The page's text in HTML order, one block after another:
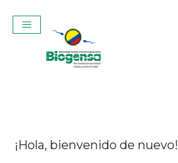
¡Hola, bienvenido de nuevo!